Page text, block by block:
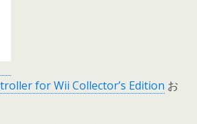
for Wii Collector’s Edition お